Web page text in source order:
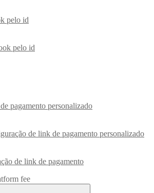
pelo id
pelo id
pagamento personalizado
de link de pagamento personalizado
de link de pagamento
fee